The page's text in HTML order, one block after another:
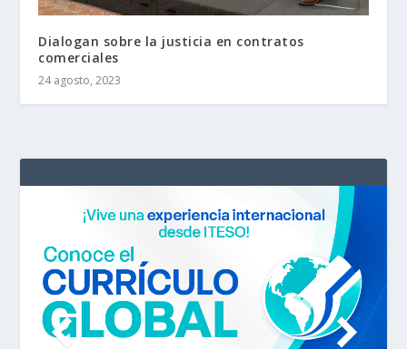
Dialogan sobre la justicia en contratos
comerciales
24 agosto, 2023